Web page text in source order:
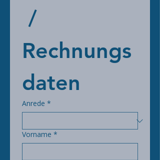
/
Rechnungs
daten
Anrede *
Vorname *